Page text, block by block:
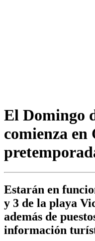
El Domingo
comienza en
Estarán en
y 3 de la playa
además de
información